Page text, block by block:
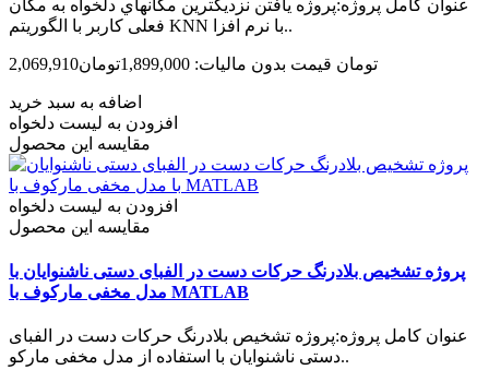
عنوان کامل پروژه:پروژه یافتن نزدیکترین مکانهاي دلخواه به مکان
فعلی کاربر با الگوریتم KNN با نرم افزا..
2,069,910تومان قیمت بدون مالیات: 1,899,000تومان
اضافه به سبد خرید
افزودن به لیست دلخواه
مقایسه این محصول
افزودن به لیست دلخواه
مقایسه این محصول
پروژه تشخیص بلادرنگ حرکات دست در الفبای دستی ناشنوایان با
مدل مخفی مارکوف با MATLAB
عنوان کامل پروژه:پروژه تشخیص بلادرنگ حرکات دست در الفبای
دستی ناشنوایان با استفاده از مدل مخفی مارکو..